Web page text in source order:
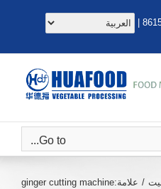
Go to...
علامة:ginger cutting machine